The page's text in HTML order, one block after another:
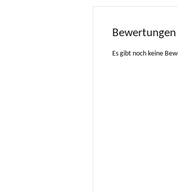
Bewertungen
Es gibt noch keine